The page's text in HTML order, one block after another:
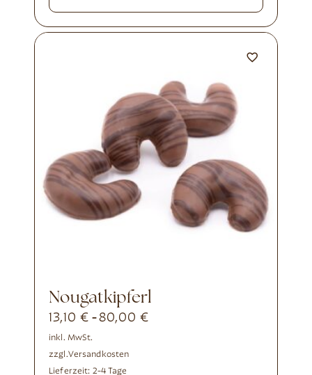
Nougatkipferl
13,10 € -80,00€
inkl. MwSt.
zzgl.Versandkosten
Lieferzeit: 2-4 Tage